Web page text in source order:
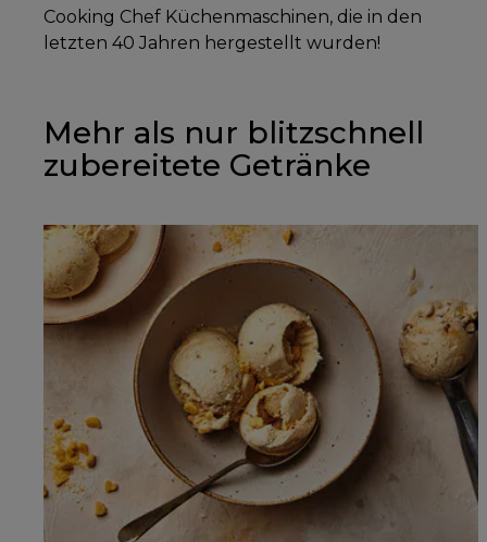
Cooking Chef Küchenmaschinen, die in den
letzten 40 Jahren hergestellt wurden!
Mehr als nur blitzschnell
zubereitete Getränke